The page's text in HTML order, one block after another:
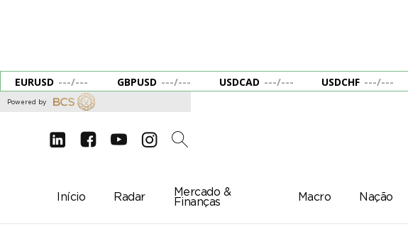
EURUSD ---/--- GBPUSD ---/--- USDCAD ---/--- USDCHF ---/---
Powered by
d e g c 2
Início Radar
Mercado &
Finanças
Macro Nação